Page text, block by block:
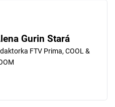
fetch
Gurin Stará
FTV Prima, COOL &